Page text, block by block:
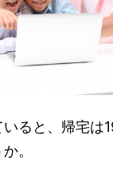
ると、帰宅は
。